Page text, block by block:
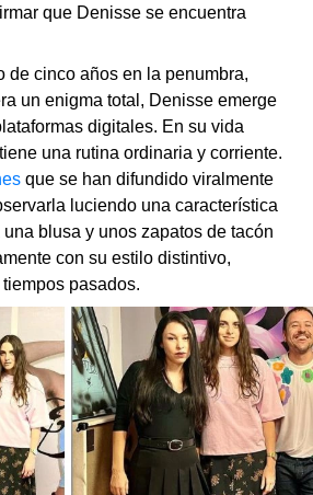
que Denisse se encuentra
de cinco años en la penumbra,
un enigma total, Denisse emerge
digitales. En su vida
una rutina ordinaria y corriente.
que se han difundido viralmente
luciendo una característica
blusa y unos zapatos de tacón
con su estilo distintivo,
pasados.